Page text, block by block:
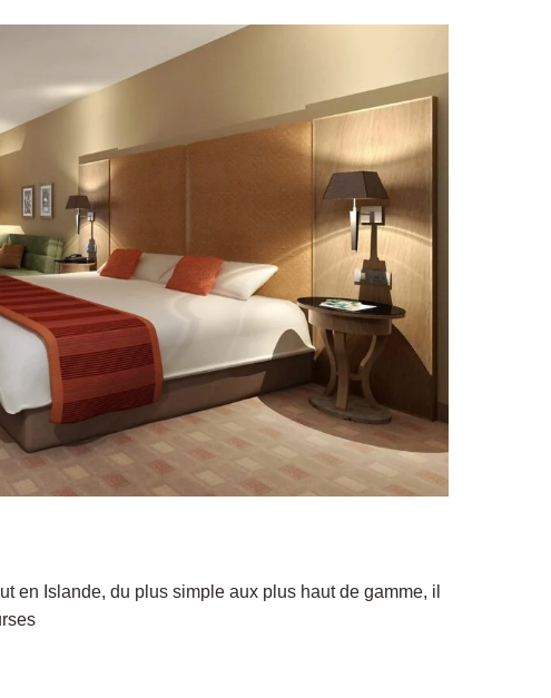
en Islande, du plus simple aux plus haut de gamme, il